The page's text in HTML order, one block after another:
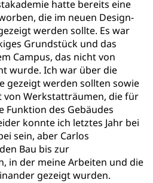
hatte bereits eine
die im neuen Design-
werden sollte. Es war
Grundstück und das
Campus, das nicht von
wurde. Ich war über die
gezeigt werden sollten sowie
Werkstatträumen, die für
Funktion des Gebäudes
konnte ich letztes Jahr bei
sein, aber Carlos
Bau bis zur
in der meine Arbeiten und die
gezeigt wurden.